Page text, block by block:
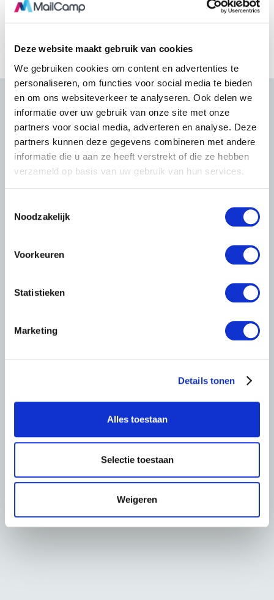
Deze website maakt gebruik van cookies
We gebruiken cookies om content en advertenties te
personaliseren, om functies voor social media te bieden
en om ons websiteverkeer te analyseren. Ook delen we
informatie over uw gebruik van onze site met onze
partners voor social media, adverteren en analyse. Deze
partners kunnen deze gegevens combineren met andere
informatie die u aan ze heeft verstrekt of die ze hebben
verzameld op basis van uw gebruik van hun services.
Noodzakelijk
Voorkeuren
Statistieken
Marketing
Details tonen
Alles toestaan
Selectie toestaan
Weigeren